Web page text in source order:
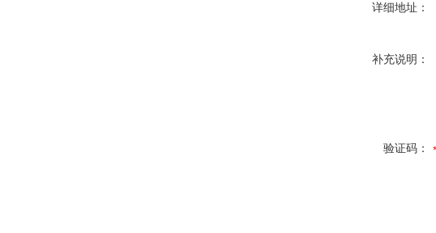
详细地址：
补充说明：
验证码：